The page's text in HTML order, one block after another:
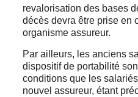
revalorisation des bases
décès devra être prise en
organisme assureur.
Par ailleurs, les anciens
dispositif de portabilité
conditions que les
nouvel assureur, étant